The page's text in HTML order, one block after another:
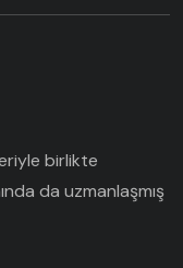
birlikte
da uzmanlaşmış